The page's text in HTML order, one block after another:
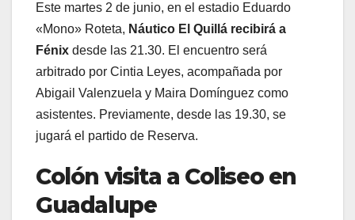
Este martes 2 de junio, en el estadio Eduardo
«Mono» Roteta, Náutico El Quillá recibirá a
Fénix desde las 21.30. El encuentro será
arbitrado por Cintia Leyes, acompañada por
Abigail Valenzuela y Maira Domínguez como
asistentes. Previamente, desde las 19.30, se
jugará el partido de Reserva.
Colón visita a Coliseo en
Guadalupe